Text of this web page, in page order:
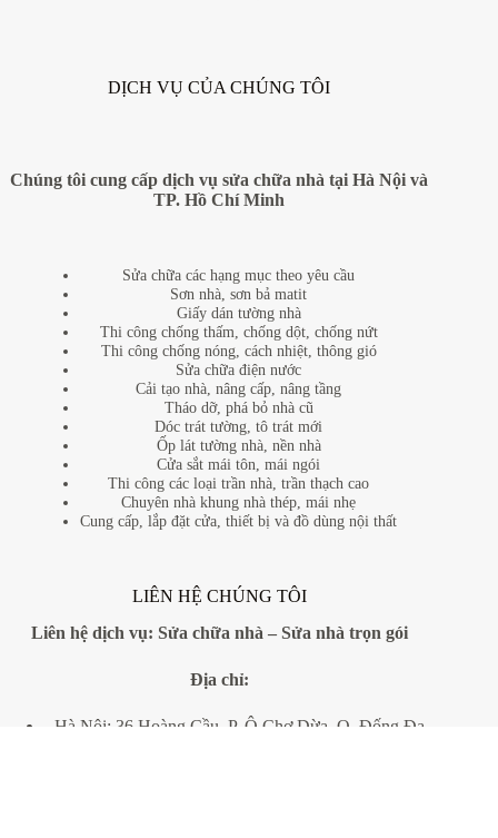
DỊCH VỤ CỦA CHÚNG TÔI
Chúng tôi cung cấp dịch vụ sửa chữa nhà tại Hà Nội và
TP. Hồ Chí Minh
Sửa chữa các hạng mục theo yêu cầu
Sơn nhà, sơn bả matit
Giấy dán tường nhà
Thi công chống thấm, chống dột, chống nứt
Thi công chống nóng, cách nhiệt, thông gió
Sửa chữa điện nước
Cải tạo nhà, nâng cấp, nâng tầng
Tháo dỡ, phá bỏ nhà cũ
Dóc trát tường, tô trát mới
Ốp lát tường nhà, nền nhà
Cửa sắt mái tôn, mái ngói
Thi công các loại trần nhà, trần thạch cao
Chuyên nhà khung nhà thép, mái nhẹ
Cung cấp, lắp đặt cửa, thiết bị và đồ dùng nội thất
LIÊN HỆ CHÚNG TÔI
Liên hệ dịch vụ: Sửa chữa nhà – Sửa nhà trọn gói
Địa chỉ:
Hà Nội: 36 Hoàng Cầu, P. Ô Chợ Dừa, Q. Đống Đa,